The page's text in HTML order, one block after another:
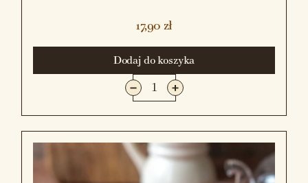
17,90 zł
Dodaj do koszyka